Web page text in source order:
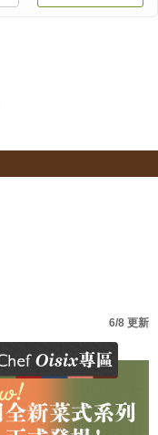
6/8 更新